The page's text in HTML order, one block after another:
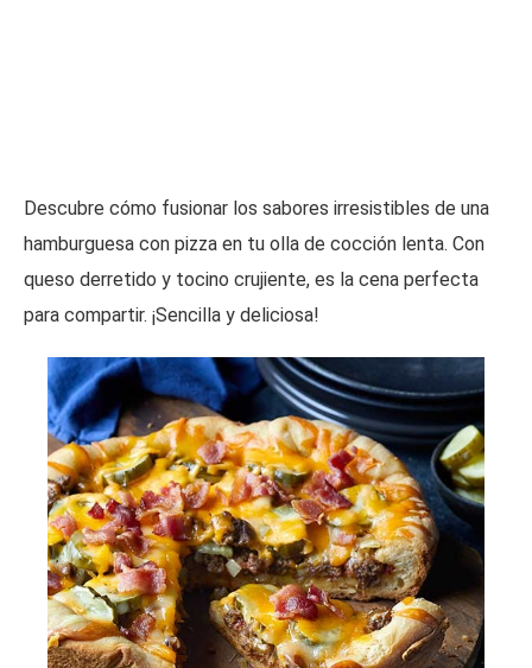
Descubre cómo fusionar los sabores irresistibles de una
hamburguesa con pizza en tu olla de cocción lenta. Con
queso derretido y tocino crujiente, es la cena perfecta
para compartir. ¡Sencilla y deliciosa!